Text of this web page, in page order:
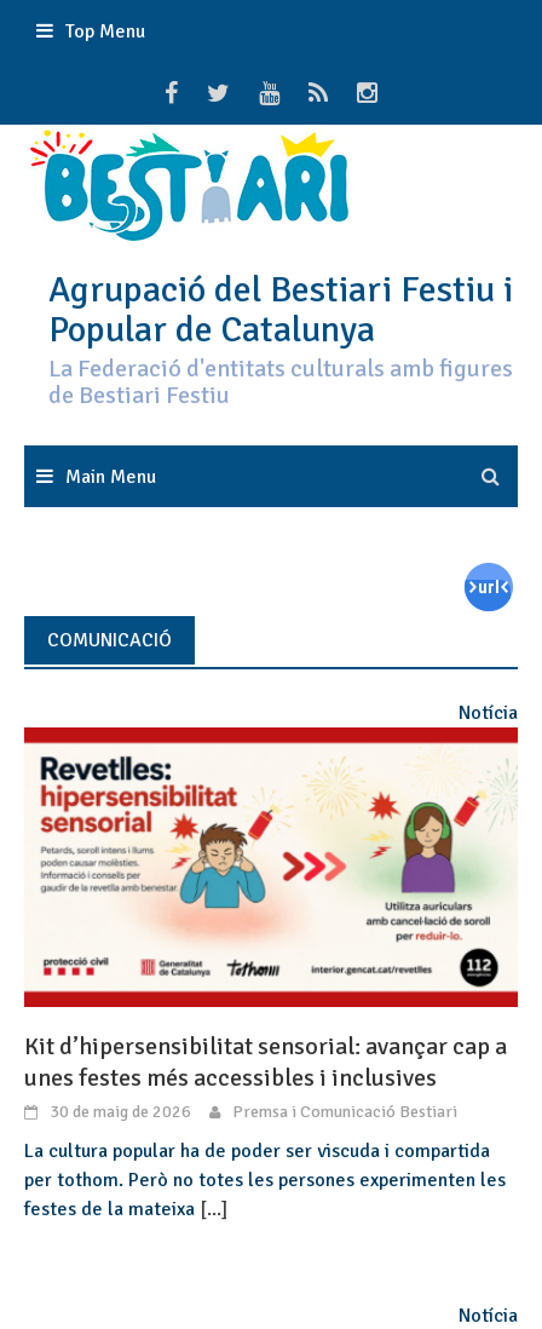
Top Menu
Agrupació del Bestiari Festiu i
Popular de Catalunya
La Federació d'entitats culturals amb figures
de Bestiari Festiu
Main Menu
COMUNICACIÓ
Notícia
Kit d’hipersensibilitat sensorial: avançar cap a
unes festes més accessibles i inclusives
30 de maig de 2026 Premsa i Comunicació Bestiari
La cultura popular ha de poder ser viscuda i compartida
per tothom. Però no totes les persones experimenten les
festes de la mateixa [...]
Notícia